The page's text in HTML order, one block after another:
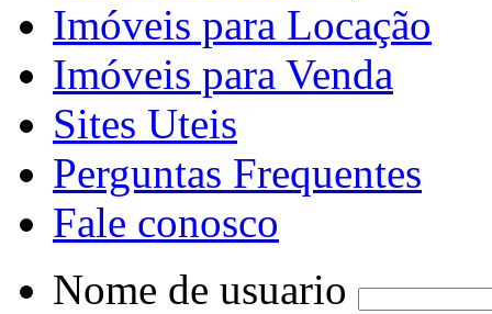
Imóveis para Locação
Imóveis para Venda
Sites Uteis
Perguntas Frequentes
Fale conosco
Nome de usuario